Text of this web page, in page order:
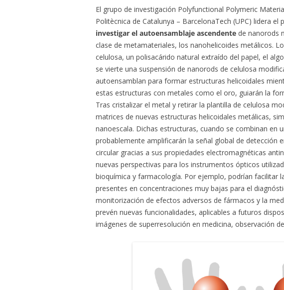
El grupo de investigación Polyfunctional Polymeric
Politècnica de Catalunya – BarcelonaTech (UPC) lidera el
investigar el autoensamblaje ascendente de nanorods
clase de metamateriales, los nanohelicoides metálicos.
celulosa, un polisacárido natural extraído del papel, el
se vierte una suspensión de nanorods de celulosa
autoensamblan para formar estructuras helicoidales
estas estructuras con metales como el oro, guiarán la
Tras cristalizar el metal y retirar la plantilla de celulosa
matrices de nuevas estructuras helicoidales metálicas,
nanoescala. Dichas estructuras, cuando se combinan en
probablemente amplificarán la señal global de detección
circular gracias a sus propiedades electromagnéticas
nuevas perspectivas para los instrumentos ópticos
bioquímica y farmacología. Por ejemplo, podrían facilitar
presentes en concentraciones muy bajas para el
monitorización de efectos adversos de fármacos y la
prevén nuevas funcionalidades, aplicables a futuros
imágenes de superresolución en medicina, observación